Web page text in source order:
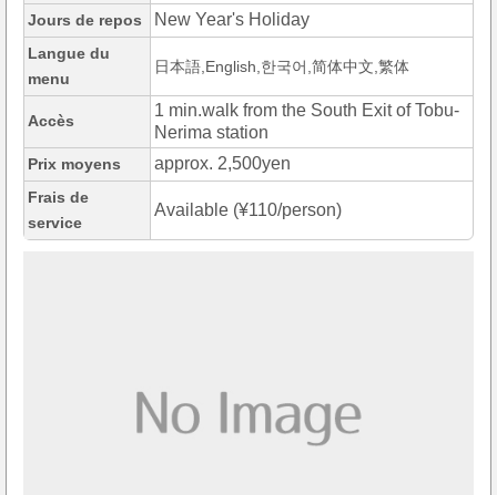
Jours de repos New Year's Holiday
Langue du
menu
日本語,English,한국어,简体中文,繁体
Accès
1 min.walk from the South Exit of Tobu-
Nerima station
Prix moyens approx. 2,500yen
Frais de
service
Available (¥110/person)